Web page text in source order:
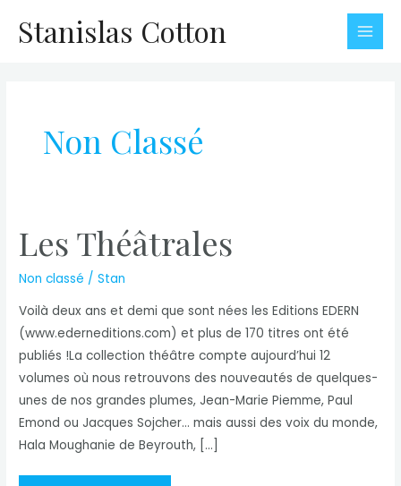
Stanislas Cotton
Non Classé
Les Théâtrales
Non classé /Stan
Voilà deux ans et demi que sont nées les Editions EDERN
(www.ederneditions.com) et plus de 170 titres ont été
publiés !La collection théâtre compte aujourd’hui 12
volumes où nous retrouvons des nouveautés de quelques-
unes de nos grandes plumes, Jean-Marie Piemme, Paul
Emond ou Jacques Sojcher… mais aussi des voix du monde,
Hala Moughanie de Beyrouth, […]